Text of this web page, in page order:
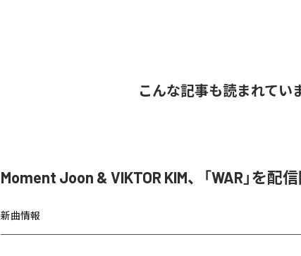
こんな記事も読まれてい
Moment Joon & VIKTOR KIM、「WAR」を配
新曲情報